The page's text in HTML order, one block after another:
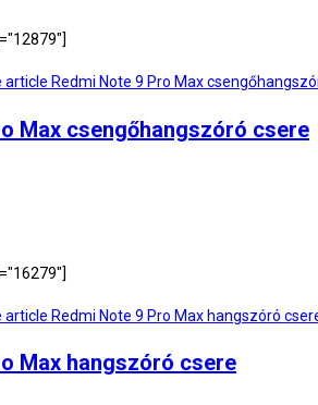
Max csengőhangszóró csere
Max hangszóró csere